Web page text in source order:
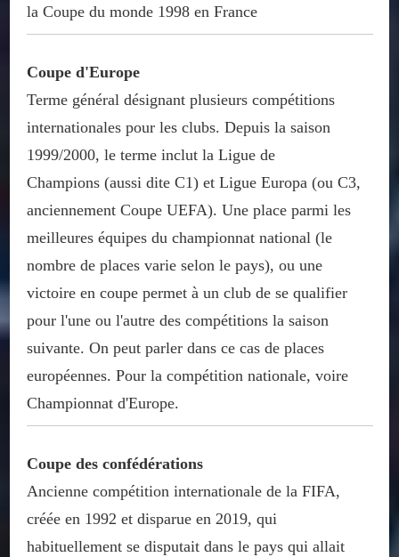
la Coupe du monde 1998 en France
Coupe d'Europe
Terme général désignant plusieurs compétitions
internationales pour les clubs. Depuis la saison
1999/2000, le terme inclut la Ligue de
Champions (aussi dite C1) et Ligue Europa (ou C3,
anciennement Coupe UEFA). Une place parmi les
meilleures équipes du championnat national (le
nombre de places varie selon le pays), ou une
victoire en coupe permet à un club de se qualifier
pour l'une ou l'autre des compétitions la saison
suivante. On peut parler dans ce cas de places
européennes. Pour la compétition nationale, voire
Championnat d'Europe.
Coupe des confédérations
Ancienne compétition internationale de la FIFA,
créée en 1992 et disparue en 2019, qui
habituellement se disputait dans le pays qui allait